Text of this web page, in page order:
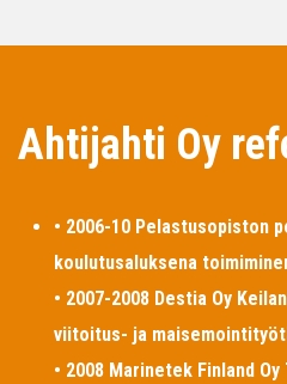
Ahtijahti Oy
• 2006-10 Pelastusopiston
koulutusaluksena
• 2007-2008 Destia Oy
viitoitus- ja
• 2008 Marinetek Finland